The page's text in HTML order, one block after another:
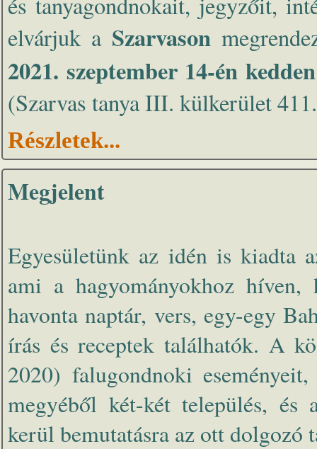
elvárjuk a Szarvason
2021. szeptember 14-én
(Szarvas tanya III. külkerület
Részletek...
Megjelent
Egyesületünk az idén is kiadta
ami a hagyományokhoz
havonta naptár, vers, egy-egy
írás és receptek találhatók. A
2020) falugondnoki
megyéből két-két település, és
kerül bemutatásra az ott dolgozó